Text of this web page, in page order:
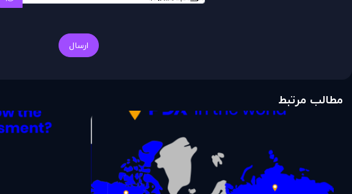
ارسال
مطالب مرتبط